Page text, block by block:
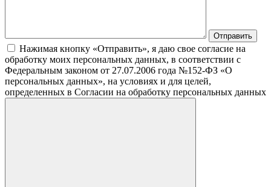
Нажимая кнопку «Отправить», я даю свое согласие на
обработку моих персональных данных, в соответствии с
Федеральным законом от 27.07.2006 года №152-ФЗ «О
персональных данных», на условиях и для целей,
определенных в Согласии на обработку персональных данных